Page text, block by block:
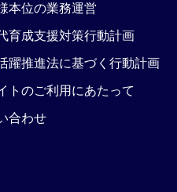
本位の業務運営
育成支援対策行動計画
躍推進法に基づく行動計画
トのご利用にあたって
合わせ